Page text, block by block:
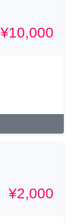
¥10,000
¥2,000